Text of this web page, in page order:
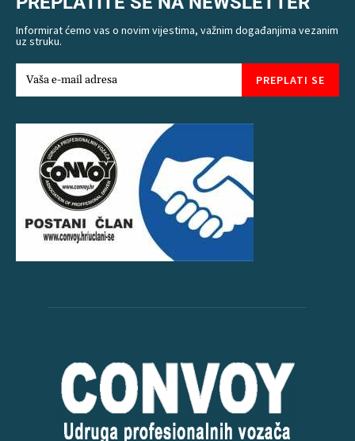
Informirat ćemo vas o novim vijestima, važnim događanjima vezanim
uz struku.
PREPLATI SE